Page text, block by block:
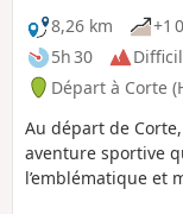
8,26 km
+1
5h 30
Départ à Corte
Au départ de
aventure sportive
l’emblématique et